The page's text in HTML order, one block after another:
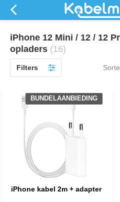
iPhone 12 Mini / 12 / 12
opladers (16)
Filters
iPhone kabel 2m + adapter
BUNDELAANBIEDING